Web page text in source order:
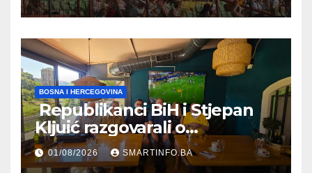
BOSNA I HERCEGOVINA
Republikanci BiH i Stjepan
Kljuić razgovarali o
evropskom putu Bosne i
Hercegovine
01/08/2026 SMARTINFO.BA